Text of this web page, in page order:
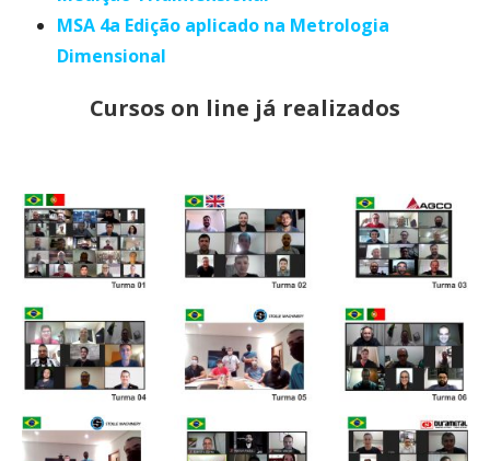
MSA 4a Edição aplicado na Metrologia
Dimensional
Cursos on line já realizados